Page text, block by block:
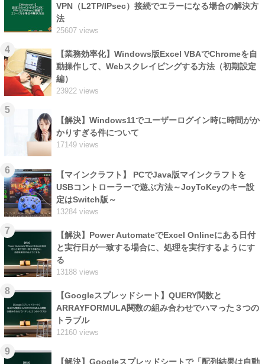
VPN（L2TP/IPsec）接続でエラーになる場合の解決方
法
25607 views
4
【業務効率化】Windows版Excel VBAでChromeを自
動操作して、Webスクレイピングする方法（初期設定
編）
23922 views
5
【解決】Windows11でユーザーログイン時に時間がか
かりすぎる件について
17149 views
6
【マインクラフト】 PCでJava版マインクラフトを
USBコントローラーで遊ぶ方法～JoyToKeyのキー設
定はSwitch版～
13284 views
7
【解決】Power AutomateでExcel Onlineにある日付
と実行日が一致する場合に、処理を実行するようにす
る
13188 views
8
【Googleスプレッドシート】QUERY関数と
ARRAYFORMULA関数の組み合わせでハマった３つの
トラブル
12160 views
9
【解決】Googleスプレッドシートで「配列結果は自動